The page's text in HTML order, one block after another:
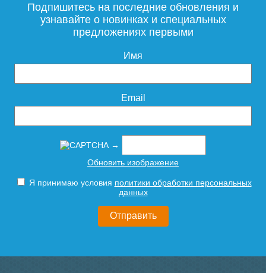
Подпишитесь на последние обновления и
узнавайте о новинках и специальных
предложениях первыми
Имя
Email
→
Обновить изображение
Я принимаю условия политики обработки персональных
данных